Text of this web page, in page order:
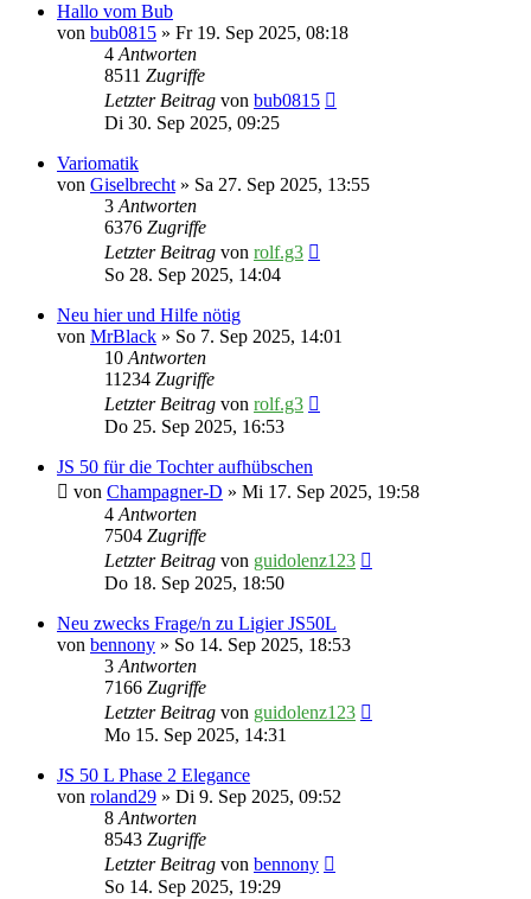
Hallo vom Bub
von bub0815 » Fr 19. Sep 2025, 08:18
4Antworten
8511 Zugriffe
Letzter Beitrag von bub0815
Di 30. Sep 2025, 09:25
Variomatik
von Giselbrecht» Sa 27. Sep 2025, 13:55
3Antworten
6376 Zugriffe
Letzter Beitrag von rolf.g3
So 28. Sep 2025, 14:04
Neu hier und Hilfe nötig
von MrBlack » So 7. Sep 2025, 14:01
10Antworten
11234 Zugriffe
Letzter Beitrag von rolf.g3
Do 25. Sep 2025, 16:53
JS 50 für die Tochter aufhübschen
von Champagner-D » Mi 17. Sep 2025, 19:58
4Antworten
7504 Zugriffe
Letzter Beitrag von guidolenz123
Do 18. Sep 2025, 18:50
Neu zwecks Frage/n zu Ligier JS50L
von bennony » So 14. Sep 2025, 18:53
3Antworten
7166 Zugriffe
Letzter Beitrag von guidolenz123
Mo 15. Sep 2025, 14:31
JS 50 L Phase 2 Elegance
von roland29 » Di 9. Sep 2025, 09:52
8Antworten
8543 Zugriffe
Letzter Beitrag von bennony
So 14. Sep 2025, 19:29